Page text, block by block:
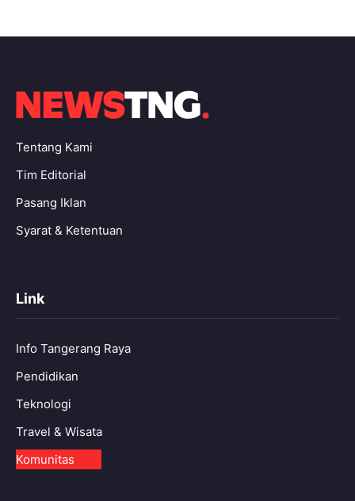
Tentang Kami
Tim Editorial
Pasang Iklan
Syarat & Ketentuan
Link
Info Tangerang Raya
Pendidikan
Teknologi
Travel & Wisata
Komunitas